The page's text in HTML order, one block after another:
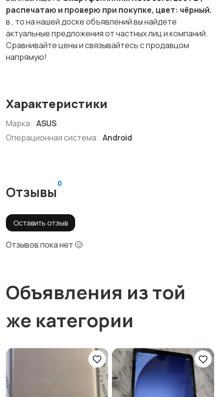
распечатаю и проверю при покупке, цвет: чёрный.
в, то на нашей доске объявлений вы найдете
актуальные предложения от частных лиц и компаний.
Сравнивайте цены и связывайтесь с продавцом
напрямую!
Характеристики
Марка: ASUS
Операционная система: Android
Отзывы
0
Оставить отзыв
Отзывов пока нет 🥴
Объявления из той
же категории